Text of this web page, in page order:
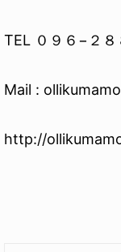
TEL ０９６−２８
Mail :
http://